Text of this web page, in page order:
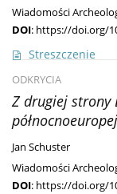
Wiadomości
DOI: https://doi.org/
Streszczenie
ODKRYCIA
Z drugiej strony
Jan Schuster
Wiadomości
DOI: https://doi.org/